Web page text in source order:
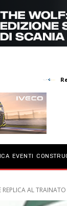
EVENTI
REPLICA AL TRAINATO